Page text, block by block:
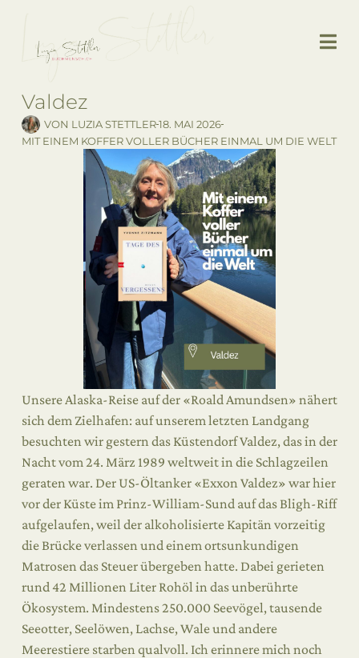
Valdez
VON LUZIA STETTLER18. MAI 2026
MIT EINEM KOFFER VOLLER BÜCHER EINMAL UM DIE WELT
Unsere Alaska-Reise auf der «Roald Amundsen» nähert
sich dem Zielhafen: auf unserem letzten Landgang
besuchten wir gestern das Küstendorf Valdez, das in der
Nacht vom 24. März 1989 weltweit in die Schlagzeilen
geraten war. Der US-Öltanker «Exxon Valdez» war hier
vor der Küste im Prinz-William-Sund auf das Bligh-Riff
aufgelaufen, weil der alkoholisierte Kapitän vorzeitig
die Brücke verlassen und einem ortsunkundigen
Matrosen das Steuer übergeben hatte. Dabei gerieten
rund 42 Millionen Liter Rohöl in das unberührte
Ökosystem. Mindestens 250.000 Seevögel, tausende
Seeotter, Seelöwen, Lachse, Wale und andere
Meerestiere starben qualvoll. Ich erinnere mich noch